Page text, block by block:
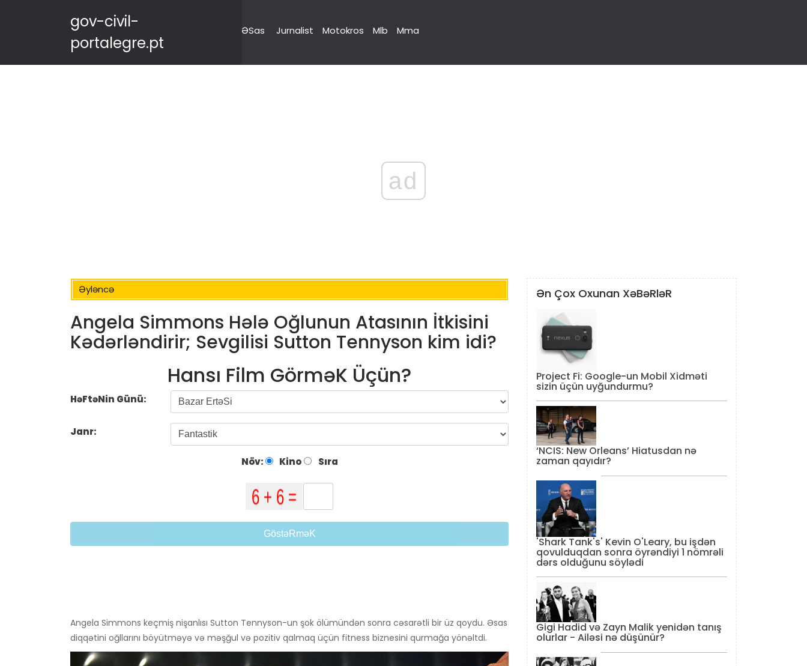
gov-civil-
portalegre.pt
ƏSas Jurnalist Motokros Mlb Mma
ad
Əyləncə
Angela Simmons Hələ Oğlunun Atasının İtkisini
Kədərləndirir; Sevgilisi Sutton Tennyson kim idi?
Hansı Film GörməK Üçün?
HəFtəNin Günü:
Janr:
Növ: Kino Sıra
GöstəRməK
Angela Simmons keçmiş nişanlısı Sutton Tennyson-un şok ölümündən sonra cəsarətli bir üz qoydu. Əsas
diqqətini oğllarını böyütməyə və məşğul və pozitiv qalmaq üçün fitness biznesini qurmağa yönəltdi.
Ən Çox Oxunan XəBəRləR
Project Fi: Google-un Mobil Xidməti
sizin üçün uyğundurmu?
‘NCIS: New Orleans’ Hiatusdan nə
zaman qayıdır?
'Shark Tank's' Kevin O'Leary, bu işdən
qovulduqdan sonra öyrəndiyi 1 nömrəli
dərs olduğunu söylədi
Gigi Hadid və Zayn Malik yenidən tanış
olurlar - Ailəsi nə düşünür?